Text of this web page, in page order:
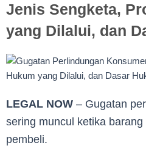
Jenis Sengketa,
yang Dilalui, dan
LEGAL NOW – Gugatan
sering muncul ketika
pembeli.